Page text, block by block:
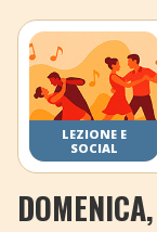
LEZIONE E
SOCIAL